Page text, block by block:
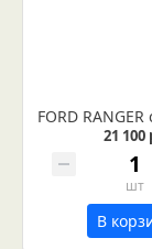
21 100
шт
В